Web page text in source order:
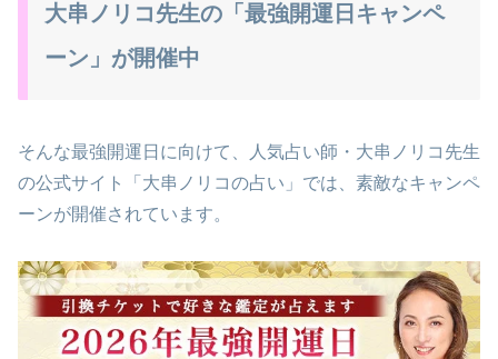
大串ノリコ先生の「最強開運日キャンペ
ーン」が開催中
そんな最強開運日に向けて、人気占い師・大串ノリコ先生
の公式サイト「大串ノリコの占い」では、素敵なキャンペ
ーンが開催されています。